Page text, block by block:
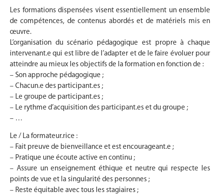
Les formations dispensées visent essentiellement un ensemble
de compétences, de contenus abordés et de matériels mis en
œuvre.
L’organisation du scénario pédagogique est propre à chaque
intervenant.e qui est libre de l’adapter et de le faire évoluer pour
atteindre au mieux les objectifs de la formation en fonction de :
– Son approche pédagogique ;
– Chacun.e des participant.es ;
– Le groupe de participant.es ;
– Le rythme d’acquisition des participant.es et du groupe ;
– …
Le / La formateur.rice :
– Fait preuve de bienveillance et est encourageant.e ;
– Pratique une écoute active en continu ;
– Assure un enseignement éthique et neutre qui respecte les
points de vue et la singularité des personnes ;
– Reste équitable avec tous les stagiaires ;